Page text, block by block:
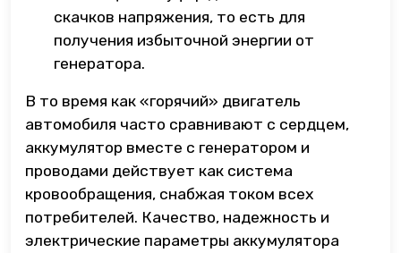
скачков напряжения, то есть для
получения избыточной энергии от
генератора.
В то время как «горячий» двигатель
автомобиля часто сравнивают с сердцем,
аккумулятор вместе с генератором и
проводами действует как система
кровообращения, снабжая током всех
потребителей. Качество, надежность и
электрические параметры аккумулятора